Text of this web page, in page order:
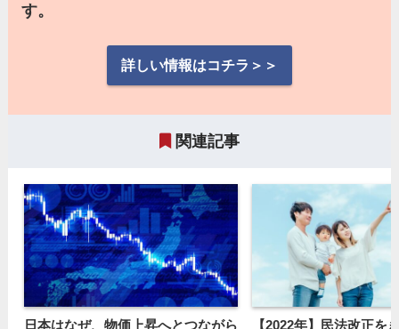
す。
詳しい情報はコチラ＞＞
関連記事
日本はなぜ、物価上昇へとつながら 【2022年】民法改正を